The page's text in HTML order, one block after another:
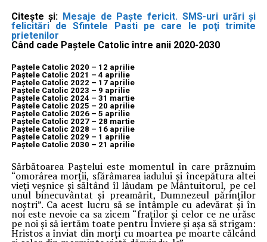
Citește și: Mesaje de Paște fericit. SMS-uri urări şi
felicitări de Sfintele Pasti pe care le poţi trimite
prietenilor
Când cade Paştele Catolic între anii 2020-2030
Paștele Catolic 2020 – 12 aprilie
Paștele Catolic 2021 – 4 aprilie
Paștele Catolic 2022 – 17 aprilie
Paștele Catolic 2023 – 9 aprilie
Paștele Catolic 2024 – 31 martie
Paștele Catolic 2025 – 20 aprilie
Paștele Catolic 2026 – 5 aprilie
Paștele Catolic 2027 – 28 martie
Paștele Catolic 2028 – 16 aprilie
Paștele Catolic 2029 – 1 aprilie
Paștele Catolic 2030 – 21 aprilie
Sărbătoarea Paştelui este momentul în care prăznuim
“omorârea morţii, sfărâmarea iadului şi începătura altei
vieţi veşnice şi săltând îl lăudam pe Mântuitorul, pe cel
unul binecuvântat şi preamărit, Dumnezeul părinţilor
noştri”. Ca acest lucru să se întâmple cu adevărat şi în
noi este nevoie ca sa zicem “fraţilor şi celor ce ne urăsc
pe noi şi să iertăm toate pentru Înviere şi aşa să strigam:
Hristos a înviat din morţi cu moartea pe moarte călcând